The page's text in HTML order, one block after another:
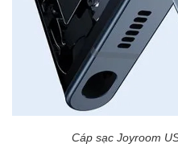
Cáp sạc Joyroom